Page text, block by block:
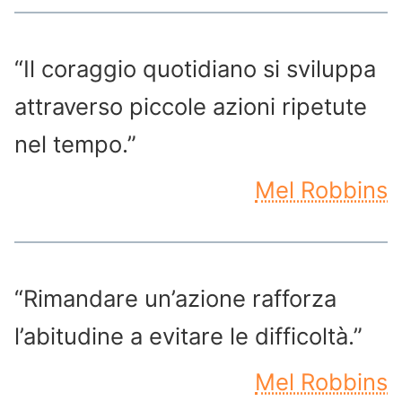
“Il coraggio quotidiano si sviluppa
attraverso piccole azioni ripetute
nel tempo.”
Mel Robbins
“Rimandare un’azione rafforza
l’abitudine a evitare le difficoltà.”
Mel Robbins